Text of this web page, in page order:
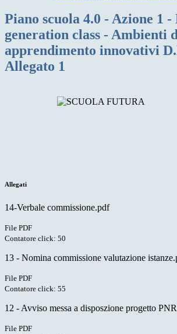
Piano scuola 4.0 - Azione 1 -
generation class - Ambienti
apprendimento innovativi
Allegato 1
Allegati
14-Verbale commissione.pdf
File PDF
Contatore click: 50
13 - Nomina commissione valutazione
File PDF
Contatore click: 55
12 - Avviso messa a disposzione progetto
File PDF